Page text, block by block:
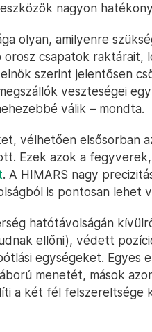
nagyon
olyan, amilyenre
orosz csapatok raktárait,
szerint jelentősen
veszteségei
válik – mondta.
vélhetően elsősorban
Ezek azok a
. A HIMARS nagy
is pontosan lehet
hatótávolságán
ellőni), védett
egységeket. Egyes
menetét, mások
a két fél felszereltsége